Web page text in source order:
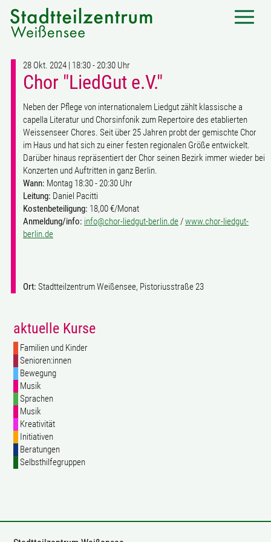
28 Okt. 2024 | 18:30 - 20:30 Uhr
Chor "LiedGut e.V."
Neben der Pflege von internationalem Liedgut zählt klassische a
capella Literatur und Chorsinfonik zum Repertoire des etablierten
Weissenseer Chores. Seit über 25 Jahren probt der gemischte Chor
im Haus und hat sich zu einer festen regionalen Größe entwickelt.
Darüber hinaus repräsentiert der Chor seinen Bezirk immer wieder bei
Konzerten und Auftritten in ganz Berlin.
Wann: Montag 18:30 - 20:30 Uhr
Leitung: Daniel Pacitti
Kostenbeteiligung: 18,00 €/Monat
Anmeldung/info: info@chor-liedgut-berlin.de/www.chor-liedgut-
berlin.de
Ort: Stadtteilzentrum Weißensee, Pistoriusstraße 23
aktuelle Kurse
Familien und Kinder
Senioren:innen
Bewegung
Musik
Sprachen
Musik
Kreativität
Initiativen
Beratungen
Selbsthilfegruppen